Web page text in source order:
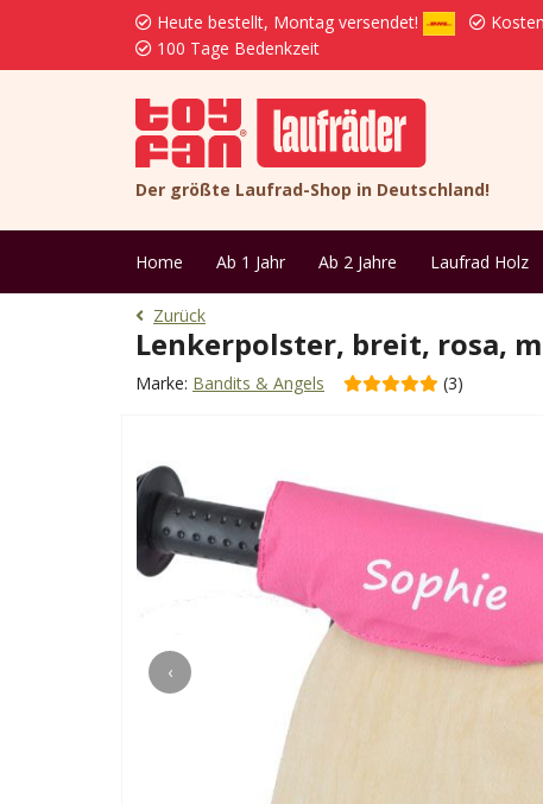
Heute bestellt, Montag versendet!
100 Tage Bedenkzeit
Der größte Laufrad-Shop in Deutschland!
Home Ab 1 Jahr Ab 2 Jahre Laufrad Holz
Zurück
Lenkerpolster, breit, rosa,
Marke: Bandits & Angels (3)
‹